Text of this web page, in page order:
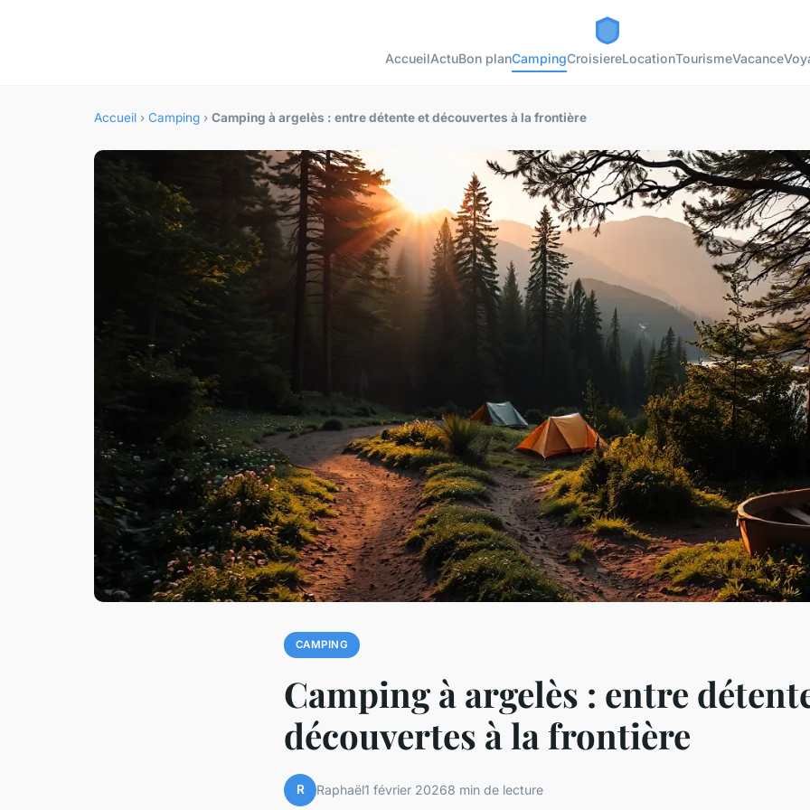
AccueilActuBon planCampingCroisiereLocationTourismeVacance
Accueil › Camping › Camping à argelès : entre détente et découvertes à la frontière
CAMPING
Camping à argelès : entre
découvertes à la frontière
R Raphaël1 février 20268 min de lecture